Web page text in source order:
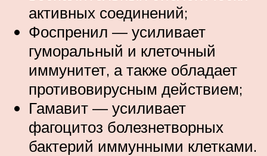
активных соединений;
Фоспренил — усиливает
гуморальный и клеточный
иммунитет, а также обладает
противовирусным действием;
Гамавит — усиливает
фагоцитоз болезнетворных
бактерий иммунными клетками.